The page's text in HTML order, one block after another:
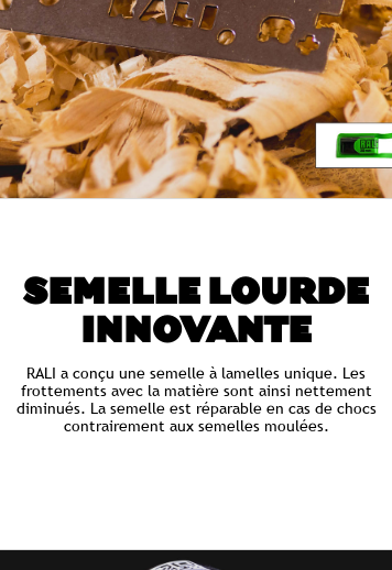
SEMELLE LOURDE
INNOVANTE
RALI a conçu une semelle à lamelles unique. Les
frottements avec la matière sont ainsi nettement
diminués. La semelle est réparable en cas de chocs
contrairement aux semelles moulées.